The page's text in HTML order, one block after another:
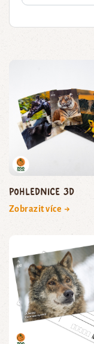
Pohlednice 3D
Zobrazit více →